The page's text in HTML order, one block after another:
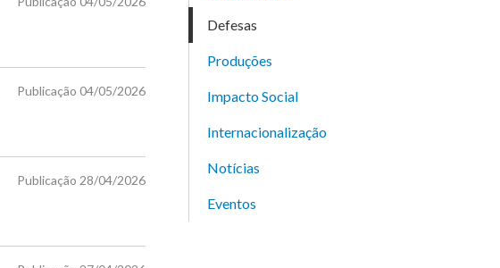
Publicação 04/05/2026
Publicação 28/04/2026
Defesas
Produções
Impacto Social
Internacionalização
Notícias
Eventos